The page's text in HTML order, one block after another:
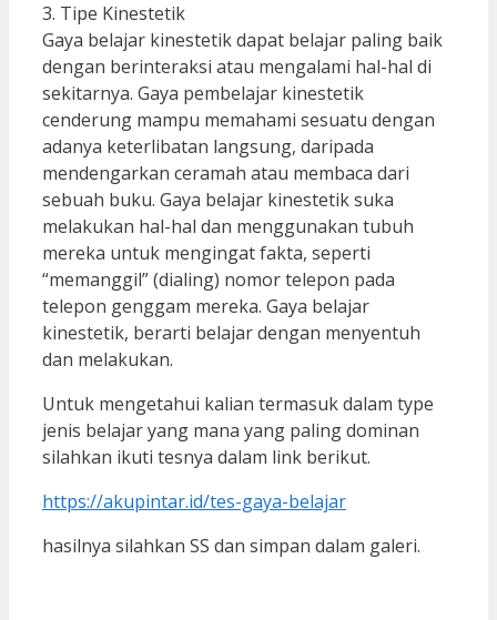
3. Tipe Kinestetik
Gaya belajar kinestetik dapat belajar paling baik
dengan berinteraksi atau mengalami hal-hal di
sekitarnya. Gaya pembelajar kinestetik
cenderung mampu memahami sesuatu dengan
adanya keterlibatan langsung, daripada
mendengarkan ceramah atau membaca dari
sebuah buku. Gaya belajar kinestetik suka
melakukan hal-hal dan menggunakan tubuh
mereka untuk mengingat fakta, seperti
“memanggil” (dialing) nomor telepon pada
telepon genggam mereka. Gaya belajar
kinestetik, berarti belajar dengan menyentuh
dan melakukan.
Untuk mengetahui kalian termasuk dalam type
jenis belajar yang mana yang paling dominan
silahkan ikuti tesnya dalam link berikut.
https://akupintar.id/tes-gaya-belajar
hasilnya silahkan SS dan simpan dalam galeri.